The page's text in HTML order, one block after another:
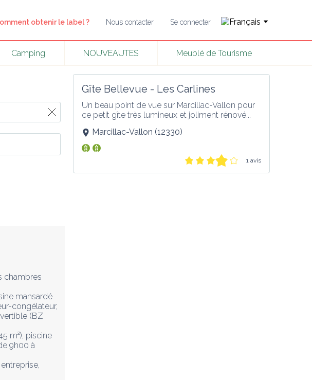
obtenir le label ? Nous contacter Se connecter
Camping NOUVEAUTES Meublé de Tourisme
chambres
mansardé
congélateur,
(BZ
m²), piscine
9h00 à
Gîte Bellevue - Les Carlines
Un beau point de vue sur Marcillac-Vallon pour
ce petit gîte très lumineux et joliment rénové...
Marcillac-Vallon (12330)
1 avis